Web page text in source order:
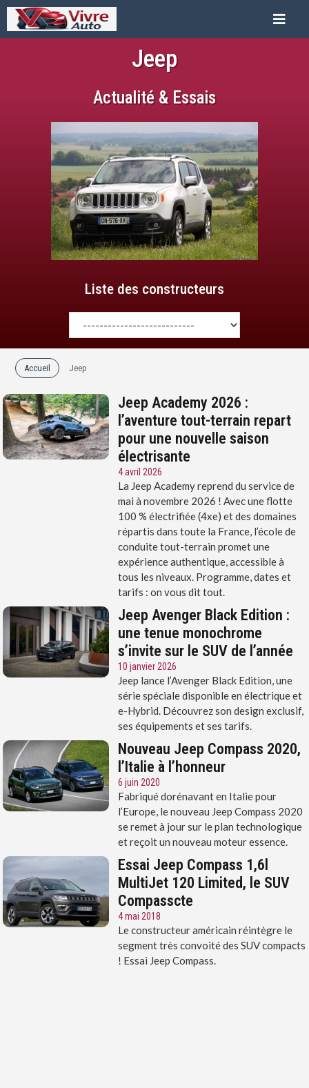
Jeep
Actualité & Essais
Liste des constructeurs
Accueil Jeep
Jeep Academy 2026 :
l’aventure tout-terrain repart
pour une nouvelle saison
électrisante
4 avril 2026
La Jeep Academy reprend du service de
mai à novembre 2026 ! Avec une flotte
100 % électrifiée (4xe) et des domaines
répartis dans toute la France, l’école de
conduite tout-terrain promet une
expérience authentique, accessible à
tous les niveaux. Programme, dates et
tarifs : on vous dit tout.
Jeep Avenger Black Edition :
une tenue monochrome
s’invite sur le SUV de l’année
10 janvier 2026
Jeep lance l’Avenger Black Edition, une
série spéciale disponible en électrique et
e-Hybrid. Découvrez son design exclusif,
ses équipements et ses tarifs.
Nouveau Jeep Compass 2020,
l’Italie à l’honneur
6 juin 2020
Fabriqué dorénavant en Italie pour
l’Europe, le nouveau Jeep Compass 2020
se remet à jour sur le plan technologique
et reçoit un nouveau moteur essence.
Essai Jeep Compass 1,6l
MultiJet 120 Limited, le SUV
Compasscte
4 mai 2018
Le constructeur américain réintègre le
segment très convoité des SUV compacts
! Essai Jeep Compass.